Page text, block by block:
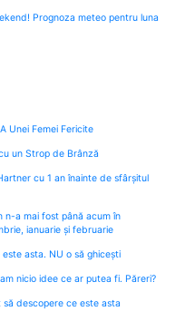
Prognoza meteo pentru luna
Unei Femei Fericite
un Strop de Brânză
cu 1 an înainte de sfârșitul
n-a mai fost până acum în
ianuarie și februarie
asta. NU o să ghicești
nicio idee ce ar putea fi. Păreri?
descopere ce este asta